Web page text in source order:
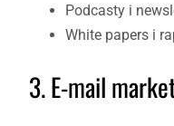
Podcasty i
White papers i
3. E-mail